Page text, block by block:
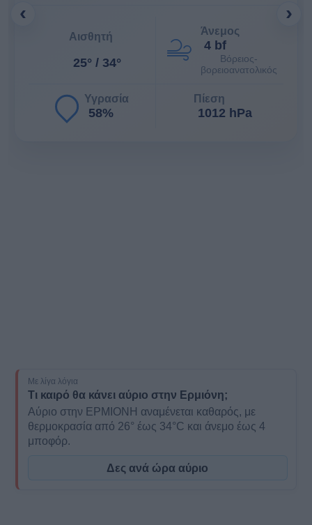
‹ ›
Αισθητή
25° / 34°
Άνεμος
4 bf
Βόρειος-
βορειοανατολικός
Υγρασία
58%
Πίεση
1012 hPa
Με λίγα λόγια
Τι καιρό θα κάνει αύριο στην Ερμιόνη;
Αύριο στην ΕΡΜΙΟΝΗ αναμένεται καθαρός, με
θερμοκρασία από 26° έως 34°C και άνεμο έως 4
μποφόρ.
Δες ανά ώρα αύριο